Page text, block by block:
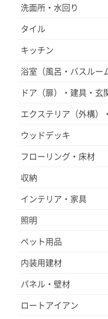
洗面所・水回り
タイル
キッチン
浴室（風呂・バスルー
ドア（扉）・建具・玄
エクステリア（外構）
ウッドデッキ
フローリング・床材
収納
インテリア・家具
照明
ペット用品
内装用建材
パネル・壁材
ロートアイアン